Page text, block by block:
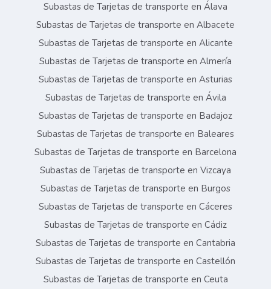
Subastas de Tarjetas de transporte en Álava
Subastas de Tarjetas de transporte en Albacete
Subastas de Tarjetas de transporte en Alicante
Subastas de Tarjetas de transporte en Almería
Subastas de Tarjetas de transporte en Asturias
Subastas de Tarjetas de transporte en Ávila
Subastas de Tarjetas de transporte en Badajoz
Subastas de Tarjetas de transporte en Baleares
Subastas de Tarjetas de transporte en Barcelona
Subastas de Tarjetas de transporte en Vizcaya
Subastas de Tarjetas de transporte en Burgos
Subastas de Tarjetas de transporte en Cáceres
Subastas de Tarjetas de transporte en Cádiz
Subastas de Tarjetas de transporte en Cantabria
Subastas de Tarjetas de transporte en Castellón
Subastas de Tarjetas de transporte en Ceuta